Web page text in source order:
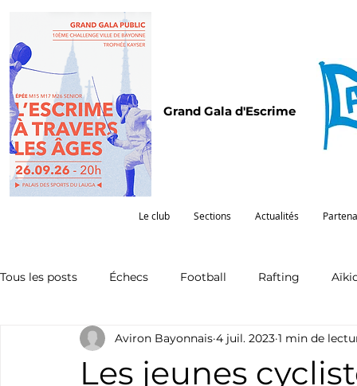
Grand Gala d'Escrime
Le club Sections Actualités
Tous les posts Échecs Football Rafting
Omnisports Partenariat Pelote Pentathlon
Les jeunes
Aviron Bayonnais 4 juil. 2023 1 min de